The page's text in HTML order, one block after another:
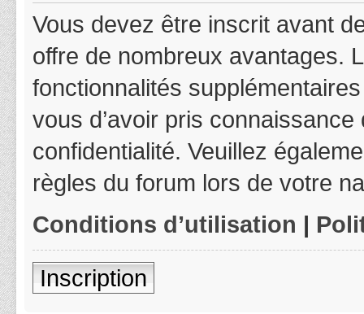
Vous devez être inscrit avant
offre de nombreux avantages.
fonctionnalités
vous d’avoir pris
confidentialité. Veuillez
règles du forum lors de votre
Conditions d’utilisation |
Inscription